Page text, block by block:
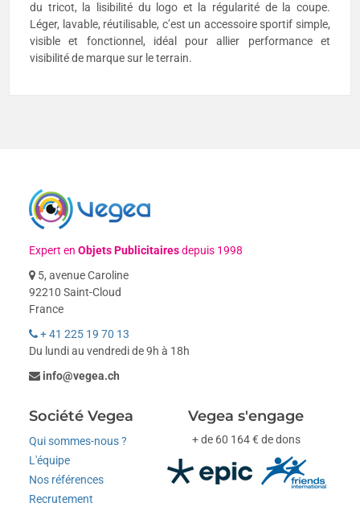
du tricot, la lisibilité du logo et la régularité de la coupe.
Léger, lavable, réutilisable, c’est un accessoire sportif simple,
visible et fonctionnel, idéal pour allier performance et
visibilité de marque sur le terrain.
Expert enObjets Publicitairesdepuis 1998
5, avenue Caroline
92210 Saint-Cloud
France
+ 41 225 19 70 13
Du lundi au vendredi de 9h à 18h
info@vegea.ch
Société Vegea
Qui sommes-nous ?
L'équipe
Nos références
Recrutement
Vegea s'engage
+ de 60 164 € de dons